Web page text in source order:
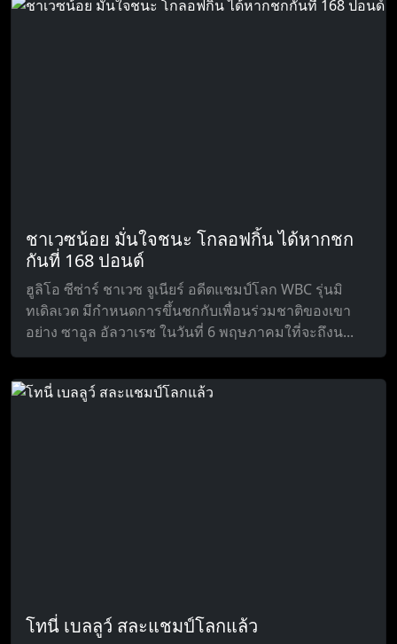
ชาเวซน้อย มั่นใจชนะ โกลอฟกิ้น ได้หากชก
กันที่ 168 ปอนด์
ฮูลิโอ ซีซ่าร์ ชาเวซ จูเนียร์ อดีตแชมป์โลก WBC รุ่นมิ
ทเดิลเวต มีกำหนดการขึ้นชกกับเพื่อนร่วมชาติของเขา
อย่าง ซาอูล อัลวาเรซ ในวันที่ 6 พฤษภาคมใที่จะถึงน...
โทนี่ เบลลูว์ สละแชมป์โลกแล้ว